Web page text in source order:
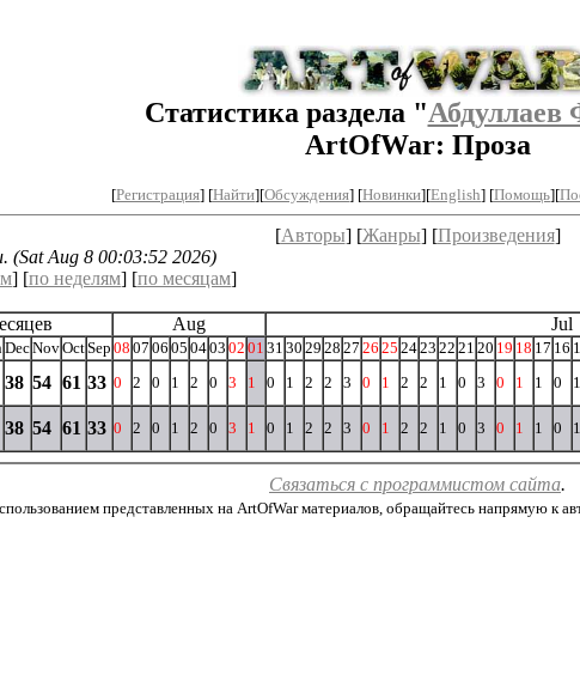
Статистика раздела "Абдуллаев
ArtOfWar: Проза
[Регистрация] [Найти][Обсуждения] [Новинки][English] [Помощь][
[Авторы] [Жанры] [Произведения]
Aug 8 00:03:52 2026)
] [по неделям] [по месяцам]
Aug Jul
DecNovOctSep 08 07 06 05 0403 02 01 31 30 29 28 27 26 25 2423 22 21 20 19 18 17 16
38 54 61 33 0 2 0 1 2 0 3 1 0 1 2 2 3 0 1 2 2 1 0 3 0 1 1 0 1
38 54 61 33 0 2 0 1 2 0 3 1 0 1 2 2 3 0 1 2 2 1 0 3 0 1 1 0 1
Связаться с программистом сайта.
представленных на ArtOfWar материалов, обращайтесь напрямую к